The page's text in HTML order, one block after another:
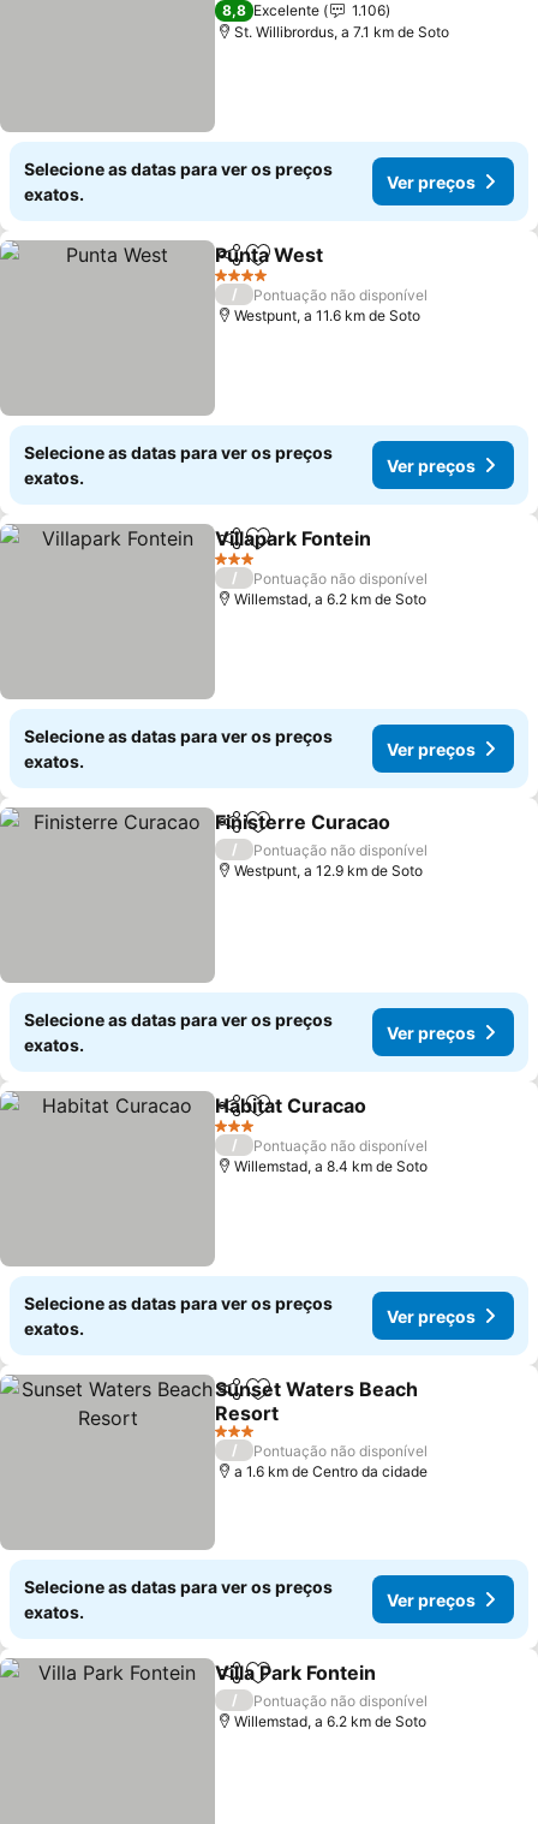
8,8 Excelente
1.106
St. Willibrordus, a 7.1 km de Soto
Selecione as datas para ver os preços
exatos.
Ver preços
PartilharAdicionar aos favoritos
Punta West
4 Estrelas
/
Pontuação não disponível
Westpunt, a 11.6 km de Soto
Selecione as datas para ver os preços
exatos.
Ver preços
PartilharAdicionar aos favoritos
Villapark Fontein
3 Estrelas
/
Pontuação não disponível
Willemstad, a 6.2 km de Soto
Selecione as datas para ver os preços
exatos.
Ver preços
PartilharAdicionar aos favoritos
Finisterre Curacao
/
Pontuação não disponível
Westpunt, a 12.9 km de Soto
Selecione as datas para ver os preços
exatos.
Ver preços
PartilharAdicionar aos favoritos
Habitat Curacao
3 Estrelas
/
Pontuação não disponível
Willemstad, a 8.4 km de Soto
Selecione as datas para ver os preços
exatos.
Ver preços
PartilharAdicionar aos favoritos
Sunset Waters Beach
Resort
3 Estrelas
/
Pontuação não disponível
a 1.6 km de Centro da cidade
Selecione as datas para ver os preços
exatos.
Ver preços
PartilharAdicionar aos favoritos
Villa Park Fontein
/
Pontuação não disponível
Willemstad, a 6.2 km de Soto